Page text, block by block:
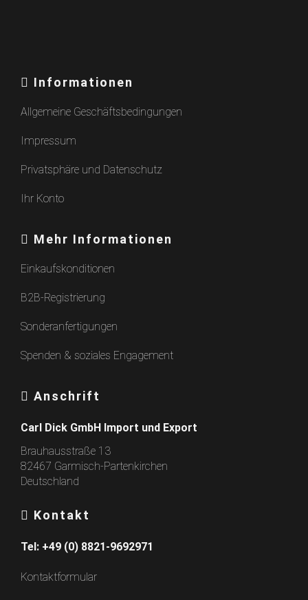
Informationen
Allgemeine Geschäftsbedingungen
Impressum
Privatsphäre und Datenschutz
Ihr Konto
Mehr Informationen
Einkaufskonditionen
B2B-Registrierung
Sonderanfertigungen
Spenden & soziales Engagement
Anschrift
Carl Dick GmbH Import und Export
Brauhausstraße 13
82467 Garmisch-Partenkirchen
Deutschland
Kontakt
Tel: +49 (0) 8821-9692971
Kontaktformular